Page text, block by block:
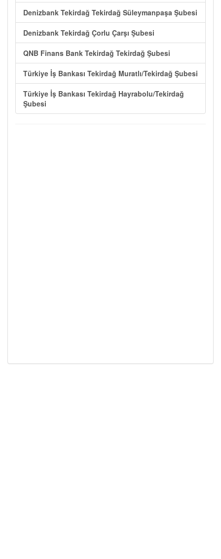
Denizbank Tekirdağ Tekirdağ Süleymanpaşa Şubesi
Denizbank Tekirdağ Çorlu Çarşı Şubesi
QNB Finans Bank Tekirdağ Tekirdağ Şubesi
Türkiye İş Bankası Tekirdağ Muratlı/Tekirdağ Şubesi
Türkiye İş Bankası Tekirdağ Hayrabolu/Tekirdağ
Şubesi